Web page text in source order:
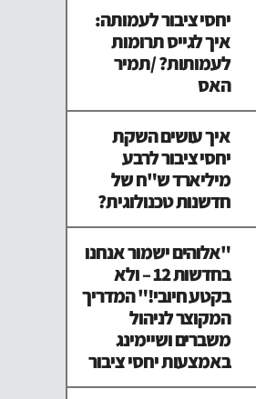
יחסי ציבור לעמותה:
איך לגייס תרומות
לעמותות? /תמיר
האס
איך עושים השקת
יחסי ציבור לרבע
מיליארד ש"ח של
חדשנות טכנולוגית?
"אלוהים ישמור אנחנו
בחדשות 12 – ולא
בקטע חיובי!" המדריך
המקוצר לניהול
משברים ושיימינג
באמצעות יחסי ציבור